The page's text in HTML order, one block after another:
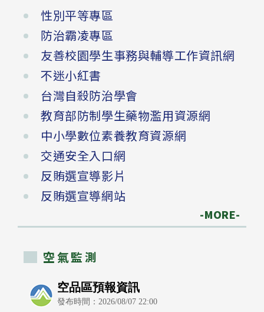
性別平等專區
防治霸凌專區
友善校園學生事務與輔導工作資訊網
不迷小紅書
台灣自殺防治學會
教育部防制學生藥物濫用資源網
中小學數位素養教育資源網
交通安全入口網
反賄選宣導影片
反賄選宣導網站
-MORE-
空氣監測